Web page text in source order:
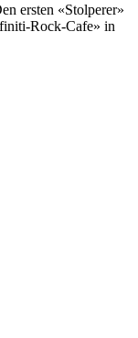
ersten «Stolperer»
Rock-Cafe» in